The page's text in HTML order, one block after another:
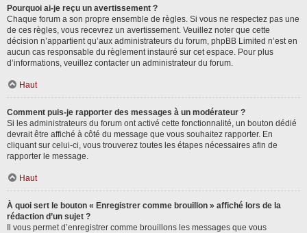
Pourquoi ai-je reçu un avertissement ?
Chaque forum a son propre ensemble de règles. Si vous ne respectez pas une
de ces règles, vous recevrez un avertissement. Veuillez noter que cette
décision n’appartient qu’aux administrateurs du forum, phpBB Limited n’est en
aucun cas responsable du règlement instauré sur cet espace. Pour plus
d’informations, veuillez contacter un administrateur du forum.
Haut
Comment puis-je rapporter des messages à un modérateur ?
Si les administrateurs du forum ont activé cette fonctionnalité, un bouton dédié
devrait être affiché à côté du message que vous souhaitez rapporter. En
cliquant sur celui-ci, vous trouverez toutes les étapes nécessaires afin de
rapporter le message.
Haut
À quoi sert le bouton « Enregistrer comme brouillon » affiché lors de la
rédaction d’un sujet ?
Il vous permet d’enregistrer comme brouillons les messages que vous